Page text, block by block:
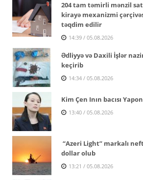
204 tam təmirli mənzil
kirayə mexanizmi
təqdim edilir
14:39 / 05.08.2026
Ədliyyə və Daxili İşlər
keçirib
14:34 / 05.08.2026
Kim Çen Inın bacısı
13:40 / 05.08.2026
“Azeri Light” markalı
dollar olub
13:21 / 05.08.2026